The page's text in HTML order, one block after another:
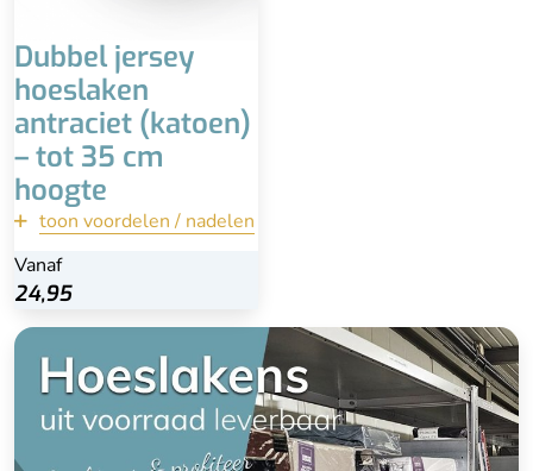
Dubbel jersey
hoeslaken
antraciet (katoen)
– tot 35 cm
hoogte
toon voordelen / nadelen
Vanaf
24,95
terug
Bekijk